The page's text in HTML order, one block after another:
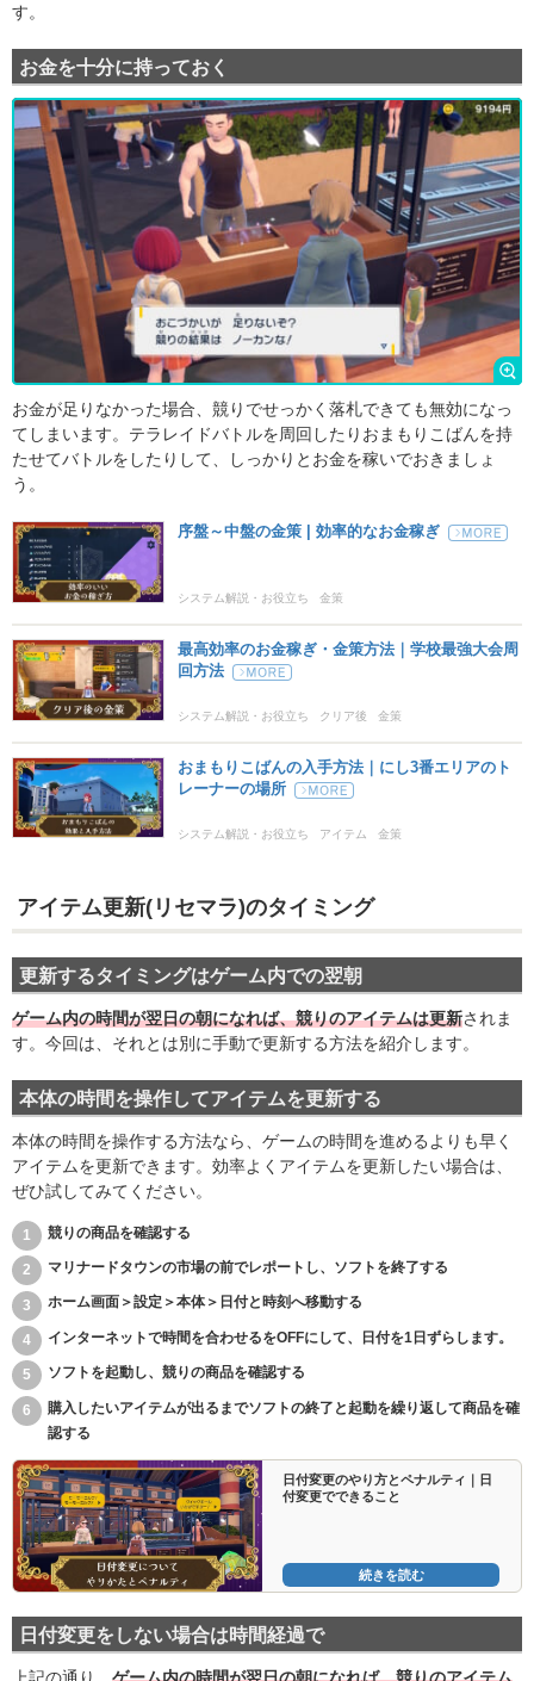
す。
お金を十分に持っておく
お金が足りなかった場合、競りでせっかく落札できても無効になっ
てしまいます。テラレイドバトルを周回したりおまもりこばんを持
たせてバトルをしたりして、しっかりとお金を稼いでおきましょ
う。
序盤～中盤の金策 | 効率的なお金稼ぎ
システム解説・お役立ち 金策
最高効率のお金稼ぎ・金策方法｜学校最強大会周
回方法
システム解説・お役立ち クリア後 金策
おまもりこばんの入手方法｜にし3番エリアのト
レーナーの場所
システム解説・お役立ち アイテム 金策
アイテム更新(リセマラ)のタイミング
更新するタイミングはゲーム内での翌朝
ゲーム内の時間が翌日の朝になれば、競りのアイテムは更新されま
す。今回は、それとは別に手動で更新する方法を紹介します。
本体の時間を操作してアイテムを更新する
本体の時間を操作する方法なら、ゲームの時間を進めるよりも早く
アイテムを更新できます。効率よくアイテムを更新したい場合は、
ぜひ試してみてください。
競りの商品を確認する
マリナードタウンの市場の前でレポートし、ソフトを終了する
ホーム画面＞設定＞本体＞日付と時刻へ移動する
インターネットで時間を合わせるをOFFにして、日付を1日ずらします。
ソフトを起動し、競りの商品を確認する
購入したいアイテムが出るまでソフトの終了と起動を繰り返して商品を確
認する
日付変更のやり方とペナルティ｜日
付変更でできること
続きを読む
日付変更をしない場合は時間経過で